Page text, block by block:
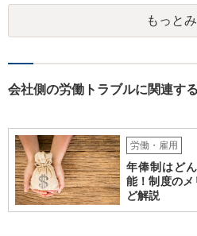
合には、上記に加えて弁護士費用が必
もっと
会社側の労働トラブルに関連す
労働・雇用
年俸制はど
能！制度の
ど解説